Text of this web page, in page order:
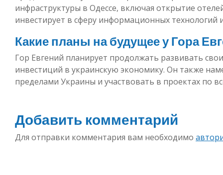
инфраструктуры в Одессе, включая открытие
инвестирует в сферу информационных технологий
Какие планы на будущее у Гора
Гор Евгений планирует продолжать развивать
инвестиций в украинскую экономику. Он также
пределами Украины и участвовать в проектах по
Добавить комментарий
Для отправки комментария вам необходимо